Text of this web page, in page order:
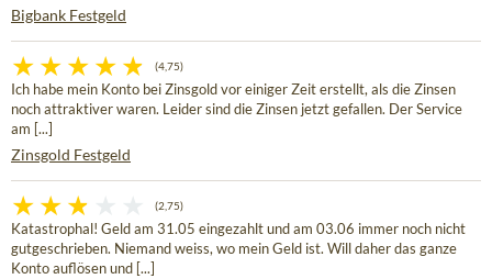
Bigbank Festgeld
(4,75)
Ich habe mein Konto bei Zinsgold vor einiger Zeit erstellt, als die Zinsen
noch attraktiver waren. Leider sind die Zinsen jetzt gefallen. Der Service
am [...]
Zinsgold Festgeld
(2,75)
Katastrophal! Geld am 31.05 eingezahlt und am 03.06 immer noch nicht
gutgeschrieben. Niemand weiss, wo mein Geld ist. Will daher das ganze
Konto auflösen und [...]